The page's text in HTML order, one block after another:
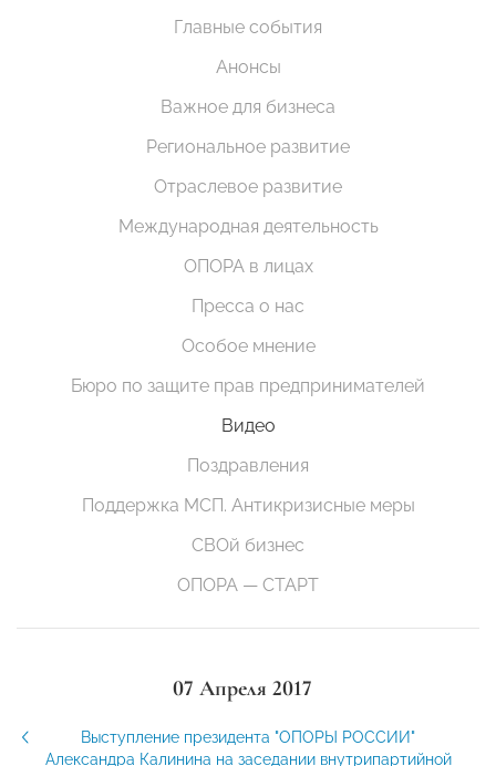
Главные события
Анонсы
Важное для бизнеса
Региональное развитие
Отраслевое развитие
Международная деятельность
ОПОРА в лицах
Пресса о нас
Особое мнение
Бюро по защите прав предпринимателей
Видео
Поздравления
Поддержка МСП. Антикризисные меры
СВОй бизнес
ОПОРА — СТАРТ
07 Апреля 2017
Выступление президента "ОПОРЫ РОССИИ"
Александра Калинина на заседании внутрипартийной